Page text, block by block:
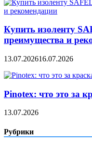
Купить изоленту
преимущества и
13.07.202616.07.2026
Pinotex: что это за
13.07.2026
Рубрики